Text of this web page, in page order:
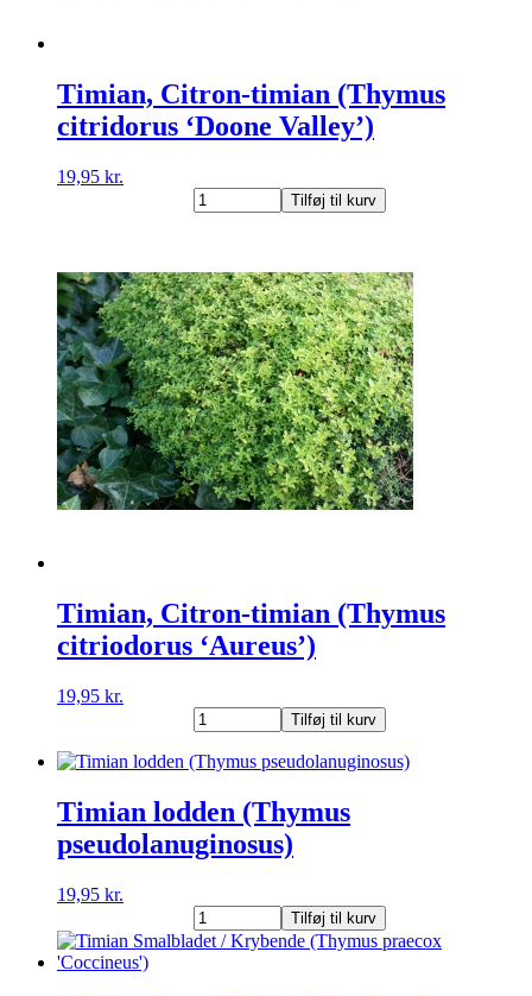
Timian, Citron-timian (Thymus
citridorus ‘Doone Valley’)
19,95 kr.
Timian,
Citron-
citridorus
'Doone
Valley')
antal
Tilføj til kurv
Timian, Citron-timian (Thymus
citriodorus ‘Aureus’)
19,95 kr.
Timian,
Citron-
timian
citriodorus
'Aureus')
antal
Tilføj til kurv
Timian lodden (Thymus
pseudolanuginosus)
19,95 kr.
Timian
lodden
(Thymus
Tilføj til kurv